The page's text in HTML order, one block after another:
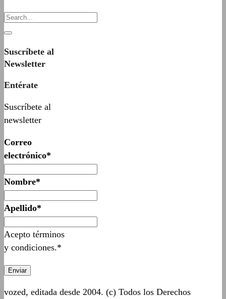
Suscríbete al
Newsletter
Entérate
Suscríbete al
newsletter
Correo
electrónico*
Nombre*
Apellido*
Acepto términos
y condiciones.*
vozed, editada desde 2004. (c) Todos los Derechos